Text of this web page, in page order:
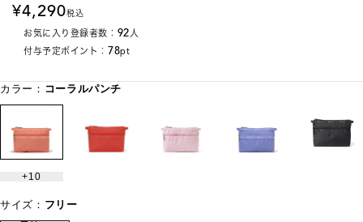
4,290税込
お気に入り登録者数： 92人
付与予定ポイント： 78pt
カラー： コーラルパンチ
10
サイズ： フリー